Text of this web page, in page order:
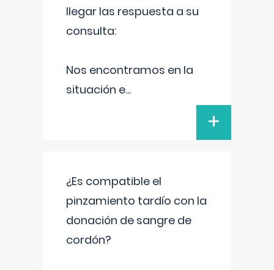
llegar las respuesta a su
consulta:
Nos encontramos en la
situación e...
+
¿Es compatible el
pinzamiento tardío con la
donación de sangre de
cordón?